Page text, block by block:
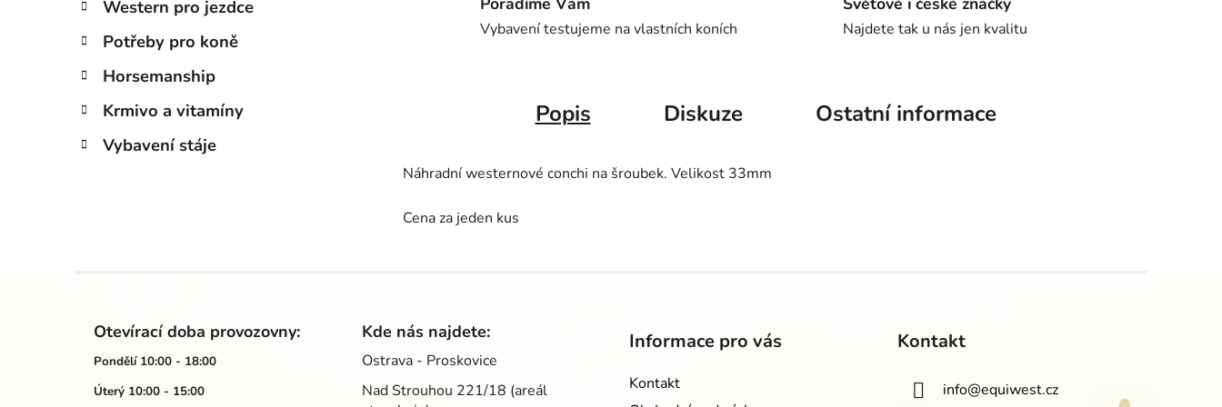
Western pro jezdce
Potřeby pro koně
Horsemanship
Krmivo a vitamíny
Vybavení stáje
Vybavení testujeme na vlastních koních Najdete tak u nás jen kvalitu
Popis Diskuze Ostatní informace
Náhradní westernové conchi na šroubek. Velikost 33mm
Cena za jeden kus
Otevírací doba provozovny:
Pondělí 10:00 - 18:00
Úterý 10:00 - 15:00
Kde nás najdete:
Ostrava - Proskovice
Nad Strouhou 221/18 (areál
Informace pro vás
Kontakt
Kontakt
info@equiwest.cz